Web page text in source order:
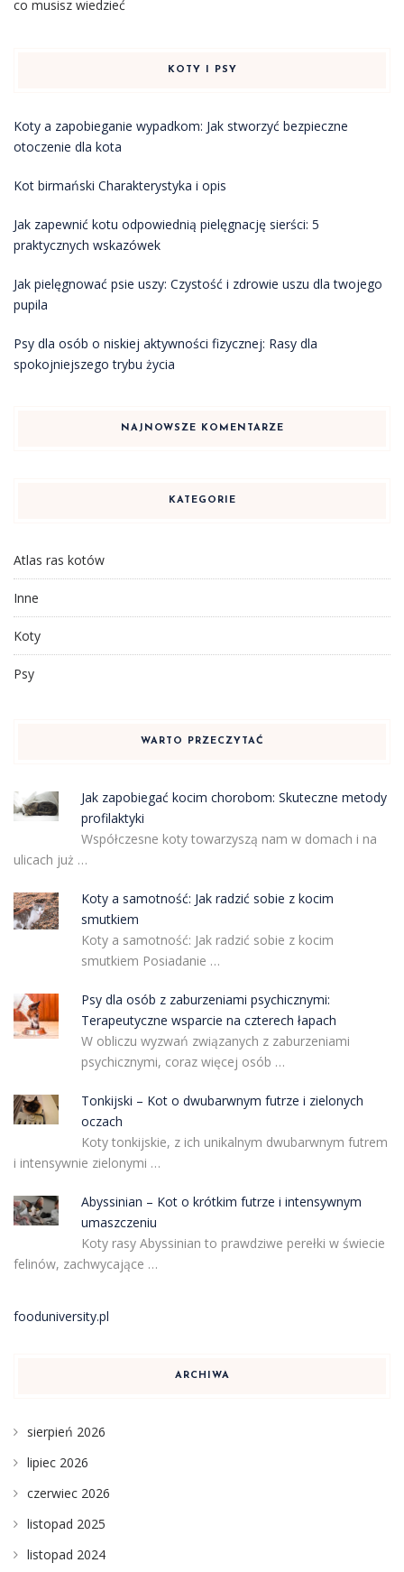
co musisz wiedzieć
KOTY I PSY
Koty a zapobieganie wypadkom: Jak stworzyć bezpieczne
otoczenie dla kota
Kot birmański Charakterystyka i opis
Jak zapewnić kotu odpowiednią pielęgnację sierści: 5
praktycznych wskazówek
Jak pielęgnować psie uszy: Czystość i zdrowie uszu dla twojego
pupila
Psy dla osób o niskiej aktywności fizycznej: Rasy dla
spokojniejszego trybu życia
NAJNOWSZE KOMENTARZE
KATEGORIE
Atlas ras kotów
Inne
Koty
Psy
WARTO PRZECZYTAĆ
Jak zapobiegać kocim chorobom: Skuteczne metody
profilaktyki
Współczesne koty towarzyszą nam w domach i na
ulicach już …
Koty a samotność: Jak radzić sobie z kocim
smutkiem
Koty a samotność: Jak radzić sobie z kocim
smutkiem Posiadanie …
Psy dla osób z zaburzeniami psychicznymi:
Terapeutyczne wsparcie na czterech łapach
W obliczu wyzwań związanych z zaburzeniami
psychicznymi, coraz więcej osób …
Tonkijski – Kot o dwubarwnym futrze i zielonych
oczach
Koty tonkijskie, z ich unikalnym dwubarwnym futrem
i intensywnie zielonymi …
Abyssinian – Kot o krótkim futrze i intensywnym
umaszczeniu
Koty rasy Abyssinian to prawdziwe perełki w świecie
felinów, zachwycające …
fooduniversity.pl
ARCHIWA
sierpień 2026
lipiec 2026
czerwiec 2026
listopad 2025
listopad 2024